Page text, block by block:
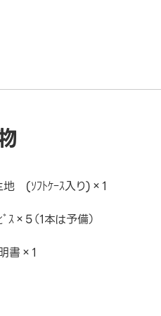
地 (ｿﾌﾄｹｰｽ入り)×1
ｽ×5（1本は予備）
書×1